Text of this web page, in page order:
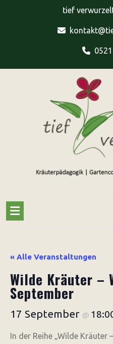
tief
« Alle Veranstaltungen
Wilde Kräuter –
September
17 September @
In der Reihe „Wilde Kräuter